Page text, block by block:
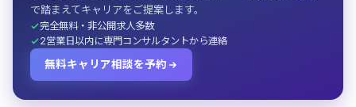
で踏まえてキャリアをご提案します。
完全無料・非公開求人多数
2営業日以内に専門コンサルタントから連絡
無料キャリア相談を予約